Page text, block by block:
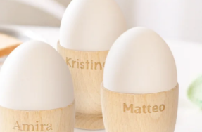
auf +15.000 Bewertungen)
Kunden bewerten uns mit
(Gesamtergebnis aller Länder, in